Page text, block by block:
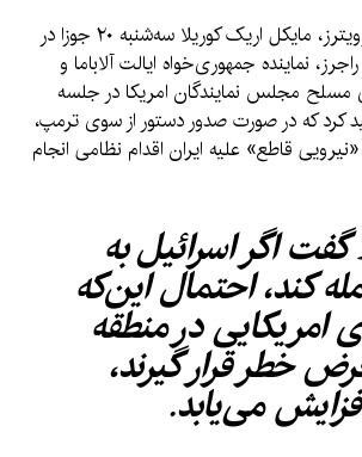
به گزارش خبرگزاری رویترز، مایکل اریک کوریلا سه‌شنبه ۲۰ جوزا در
نماینده جمهوری‌خواه ایالت آلاباما و
مسلح مجلس نمایندگان امریکا در جلسه
کرد که در صورت صدور دستور از سوی ترمپ،
قاطع» علیه ایران اقدام نظامی انجام
گفت اگر اسرائیل به
کند، احتمال این‌که
امریکایی در منطقه
خطر قرار گیرند،
می‌یابد.